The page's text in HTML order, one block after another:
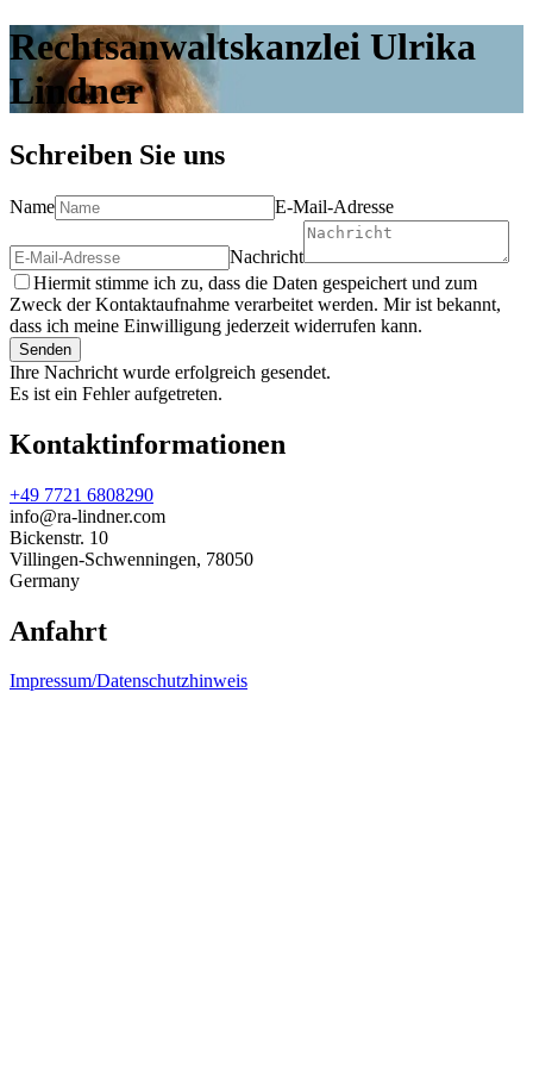
Rechtsanwaltskanzlei Ulrika
Lindner
Schreiben Sie uns
Name E-Mail-Adresse
Nachricht
Hiermit stimme ich zu, dass die Daten gespeichert und zum
Zweck der Kontaktaufnahme verarbeitet werden. Mir ist bekannt,
dass ich meine Einwilligung jederzeit widerrufen kann.
Senden
Ihre Nachricht wurde erfolgreich gesendet.
Es ist ein Fehler aufgetreten.
Kontaktinformationen
+49 7721 6808290
info@ra-lindner.com
Bickenstr. 10
Villingen-Schwenningen, 78050
Germany
Anfahrt
Impressum/Datenschutzhinweis